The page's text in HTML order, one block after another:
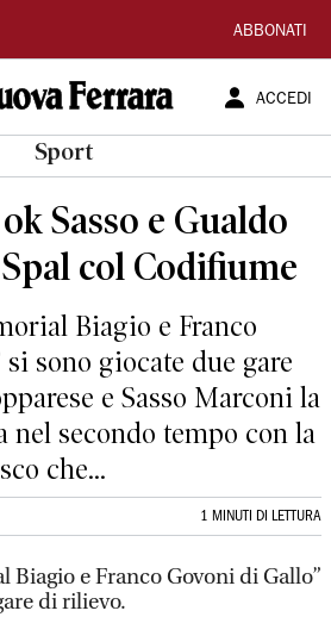
ABBONATI
ACCEDI
Sport
Sasso e Gualdo
col Codifiume
Biagio e Franco
sono giocate due gare
e Sasso Marconi la
nel secondo tempo con la
che...
1 MINUTI DI LETTURA
Biagio e Franco Govoni di Gallo”
di rilievo.